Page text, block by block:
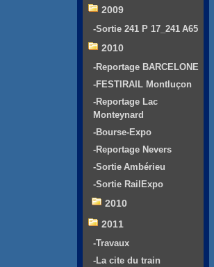
2009
-Sortie 241 P 17_241 A65
2010
-Reportage BARCELONE
-FESTIRAIL Montluçon
-Reportage Lac
Monteynard
-Bourse-Expo
-Reportage Nevers
-Sortie Ambérieu
-Sortie RailExpo
2010
2011
-Travaux
-La cite du train